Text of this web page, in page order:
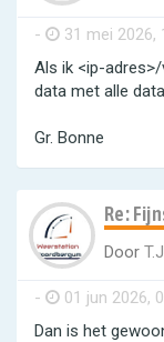
- 31 mei 2026,
Als ik <ip-
data met alle
Gr. Bonne
Re:
Door
- 01 jun 2026,
Dan is het